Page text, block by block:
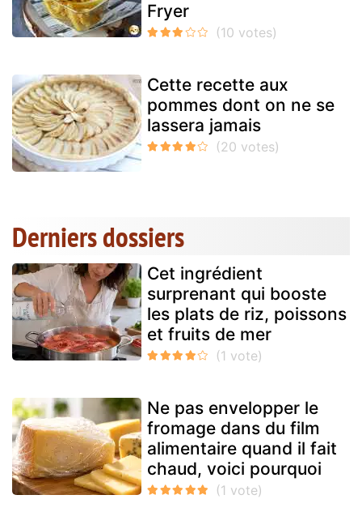
Fryer
Cette recette aux
pommes dont on ne se
lassera jamais
Derniers dossiers
Cet ingrédient
surprenant qui booste
les plats de riz, poissons
et fruits de mer
Ne pas envelopper le
fromage dans du film
alimentaire quand il fait
chaud, voici pourquoi